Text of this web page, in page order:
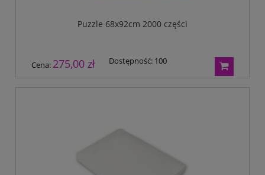
Puzzle 68x92cm 2000 części
Cena: 275,00 zł Dostępność: 100